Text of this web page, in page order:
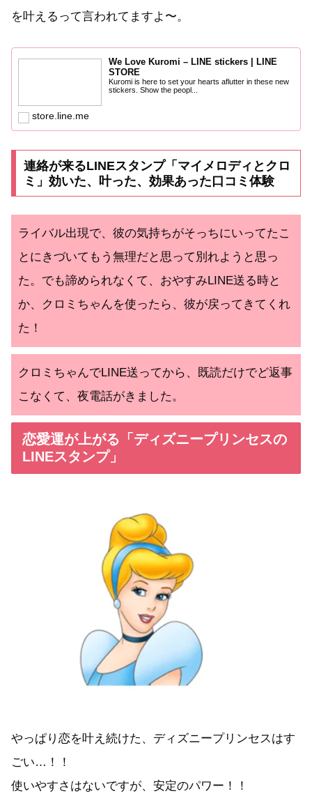
を叶えるって言われてますよ〜。
We Love Kuromi – LINE stickers | LINE
STORE
Kuromi is here to set your hearts aflutter in these new
stickers. Show the peopl...
store.line.me
連絡が来るLINEスタンプ「マイメロディとクロ
ミ」効いた、叶った、効果あった口コミ体験
ライバル出現で、彼の気持ちがそっちにいってたこ
とにきづいてもう無理だと思って別れようと思っ
た。でも諦められなくて、おやすみLINE送る時と
か、クロミちゃんを使ったら、彼が戻ってきてくれ
た！
クロミちゃんでLINE送ってから、既読だけでど返事
こなくて、夜電話がきました。
恋愛運が上がる「ディズニープリンセスの
LINEスタンプ」
やっぱり恋を叶え続けた、ディズニープリンセスはす
ごい…！！
使いやすさはないですが、安定のパワー！！